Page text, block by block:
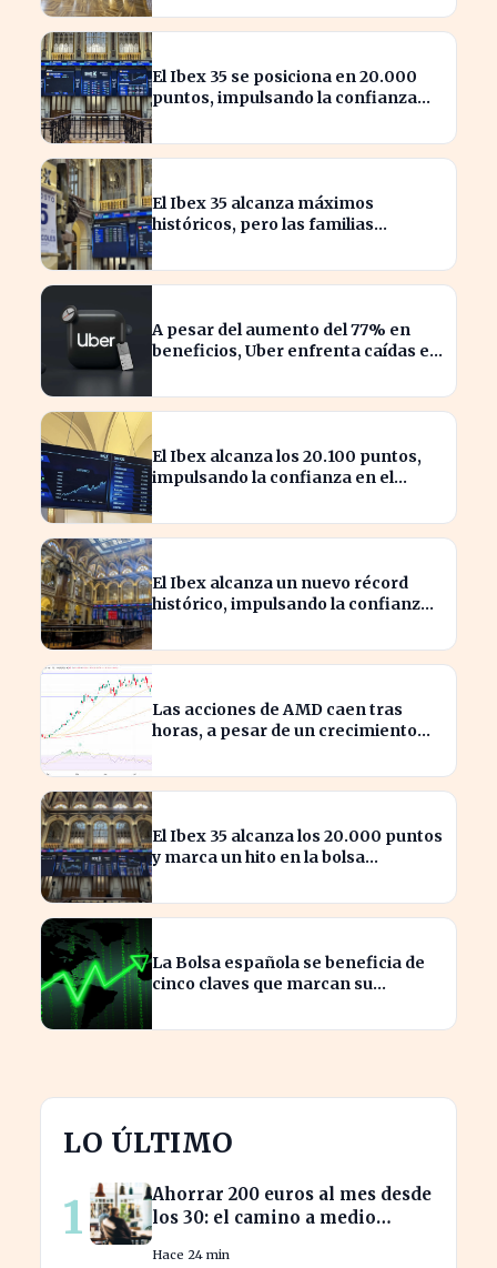
El Ibex 35 se posiciona en 20.000
puntos, impulsando la confianza
El Ibex 35 alcanza máximos
históricos, pero las familias
A pesar del aumento del 77% en
beneficios, Uber enfrenta caídas en
El Ibex alcanza los 20.100 puntos,
impulsando la confianza en el
El Ibex alcanza un nuevo récord
histórico, impulsando la confianza
Las acciones de AMD caen tras
horas, a pesar de un crecimiento
El Ibex 35 alcanza los 20.000 puntos
y marca un hito en la bolsa
La Bolsa española se beneficia de
cinco claves que marcan su
LO ÚLTIMO
1
Ahorrar 200 euros al mes desde
los 30: el camino a medio
Hace 24 min